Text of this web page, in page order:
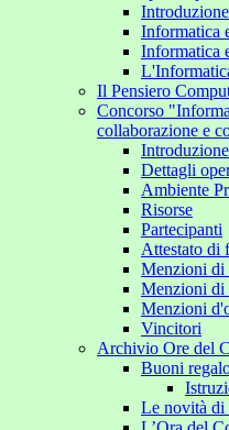
Introduzione
Informatica
Informatica
Il Pensiero
Concorso
collaborazione e
Introduzione
Dettagli
Ambiente
Risorse
Partecipanti
Attestato di
Menzioni di
Menzioni di
Menzioni
Vincitori
Archivio Ore del
Buoni
Le novità di